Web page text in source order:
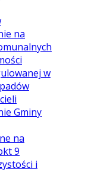
na
w
Gminy
na
9
i